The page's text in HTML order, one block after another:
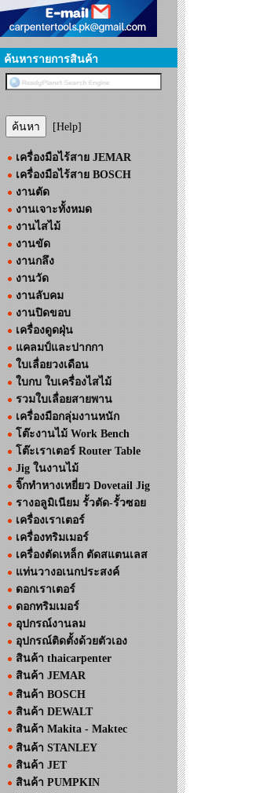
ค้นหารายการสินค้า
[Help]
เครื่องมือไร้สาย JEMAR
เครื่องมือไร้สาย BOSCH
งานตัด
งานเจาะทั้งหมด
งานไสไม้
งานขัด
งานกลึง
งานวัด
งานลับคม
งานปิดขอบ
เครื่องดูดฝุ่น
แคลมป์และปากกา
ใบเลื่อยวงเดือน
ใบกบ ใบเครื่องไสไม้
รวมใบเลื่อยสายพาน
เครื่องมือกลุ่มงานหนัก
โต๊ะงานไม้ Work Bench
โต๊ะเราเตอร์ Router Table
Jig ในงานไม้
จิ๊กทำหางเหยี่ยว Dovetail Jig
รางอลูมิเนียม รั้วตัด-รั้วซอย
เครื่องเราเตอร์
เครื่องทริมเมอร์
เครื่องตัดเหล็ก ตัดสแตนเลส
แท่นวางอเนกประสงค์
ดอกเราเตอร์
ดอกทริมเมอร์
อุปกรณ์งานลม
อุปกรณ์ติดตั้งด้วยตัวเอง
สินค้า thaicarpenter
สินค้า JEMAR
สินค้า BOSCH
สินค้า DEWALT
สินค้า Makita - Maktec
สินค้า STANLEY
สินค้า JET
สินค้า PUMPKIN